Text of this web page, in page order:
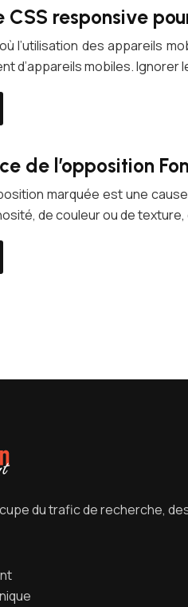
CSS responsive
l’utilisation des appareils
d’appareils mobiles. Ignorer
de l’opposition
marquée est une
de couleur ou de
du trafic de recherche,